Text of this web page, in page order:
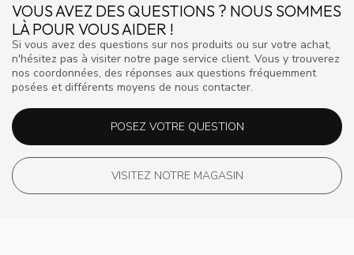
VOUS AVEZ DES QUESTIONS ? NOUS SOMMES
LÀ POUR VOUS AIDER !
Si vous avez des questions sur nos produits ou sur votre achat,
n'hésitez pas à visiter notre page service client. Vous y trouverez
nos coordonnées, des réponses aux questions fréquemment
posées et différents moyens de nous contacter.
POSEZ VOTRE QUESTION
VISITEZ NOTRE MAGASIN